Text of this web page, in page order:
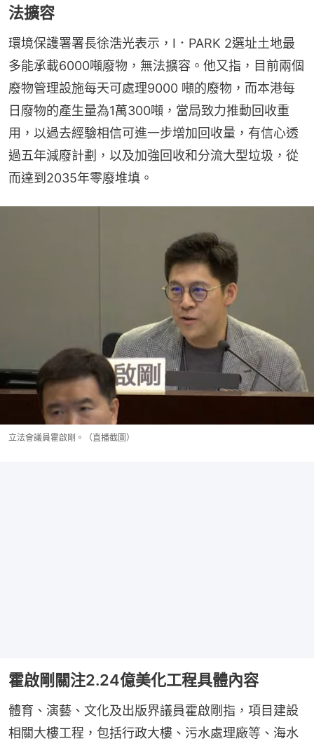
法擴容
環境保護署署長徐浩光表示，I．PARK 2選址土地最
多能承載6000噸廢物，無法擴容。他又指，目前兩個
廢物管理設施每天可處理9000 噸的廢物，而本港每
日廢物的產生量為1萬300噸，當局致力推動回收重
用，以過去經驗相信可進一步增加回收量，有信心透
過五年減廢計劃，以及加強回收和分流大型垃圾，從
而達到2035年零廢堆填。
立法會議員霍啟剛。（直播截圖）
霍啟剛關注2.24億美化工程具體內容
體育、演藝、文化及出版界議員霍啟剛指，項目建設
相關大樓工程，包括行政大樓、污水處理廠等、海水